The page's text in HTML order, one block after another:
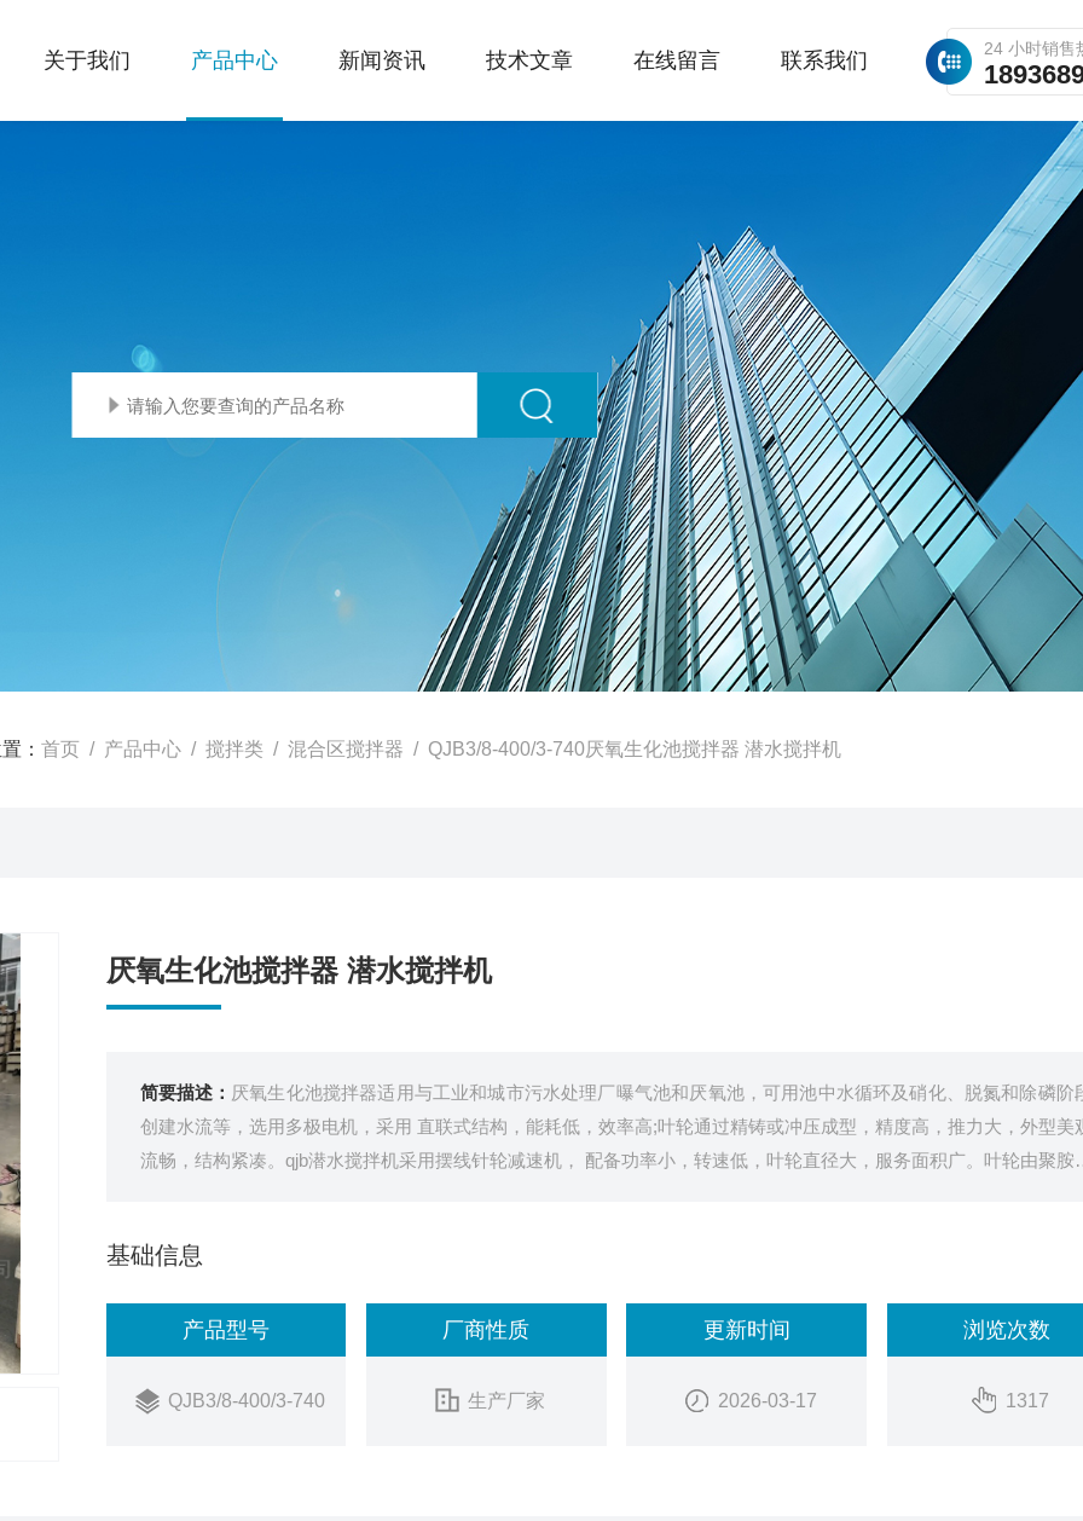
24 小时销售
关于我们 产品中心 新闻资讯 技术文章 在线留言 联系我们
： 首页 / 产品中心 / 搅拌类 / 混合区搅拌器 / QJB3/8-400/3-740厌氧生化池搅拌器 潜水搅拌机
厌氧生化池搅拌器 潜水搅拌机
简要描述： 厌氧生化池搅拌器适用与工业和城市污水处理厂曝气池和厌氧池，可用池中水循环及硝化、脱氮和除磷阶
创建水流等，选用多极电机，采用 直联式结构，能耗低，效率高;叶轮通过精铸或冲压成型，精度高，推力大，外型美
流畅，结构紧凑。qjb潜水搅拌机采用摆线针轮减速机， 配备功率小，转速低，叶轮直径大，服务面积广。叶轮由聚胺
基础信息
产品型号
QJB3/8-400/3-740
厂商性质
生产厂家
更新时间
2026-03-17
浏览次数
1317